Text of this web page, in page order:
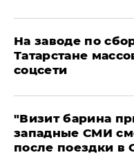
На заводе по
Татарстане
соцсети
"Визит барина
западные СМИ
после поездки в